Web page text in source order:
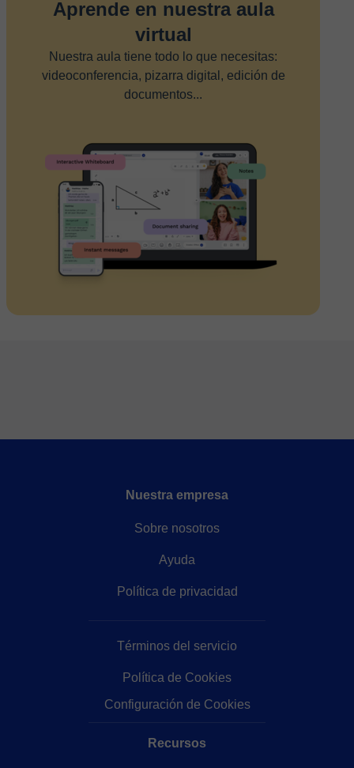
Aprende en nuestra aula
virtual
Nuestra aula tiene todo lo que necesitas:
videoconferencia, pizarra digital, edición de
documentos...
Nuestra empresa
Sobre nosotros
Ayuda
Política de privacidad
Términos del servicio
Política de Cookies
Configuración de Cookies
Recursos